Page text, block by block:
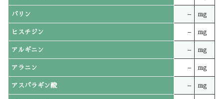
バリン – mg
ヒスチジン – mg
アルギニン – mg
アラニン – mg
アスパラギン酸 – mg